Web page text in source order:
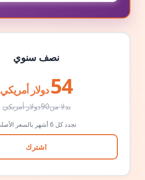
نصف سنوي
54 دولار أمريكي
بدلا من90دولار أمريكي
تجدد كل 6 أشهر بالسعر الأصلي
اشترك